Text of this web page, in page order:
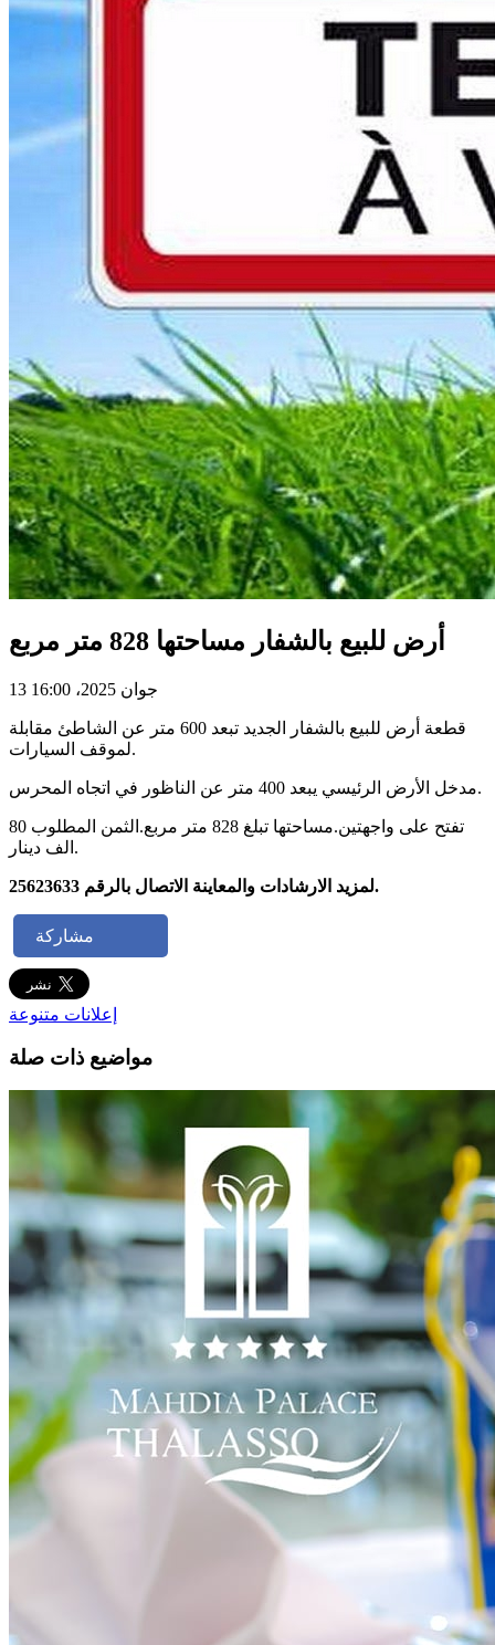
أرض للبيع بالشفار مساحتها 828 متر مربع
13 جوان 2025، 16:00
قطعة أرض للبيع بالشفار الجديد تبعد 600 متر عن الشاطئ مقابلة
لموقف السيارات.
مدخل الأرض الرئيسي يبعد 400 متر عن الناظور في اتجاه المحرس.
تفتح على واجهتين.مساحتها تبلغ 828 متر مربع.الثمن المطلوب 80
الف دينار.
لمزيد الارشادات والمعاينة الاتصال بالرقم 25623633.
مشاركة
إعلانات متنوعة
مواضيع ذات صلة